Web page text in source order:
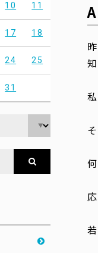
10 11
17 18
24 25
31